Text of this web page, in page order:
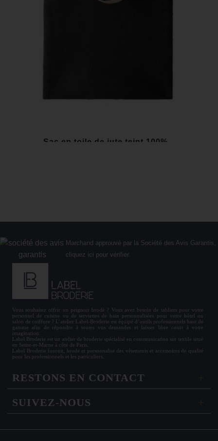
Sac en toile de jute teint 100%...
Marchand approuvé par la Société des Avis Garantis,
cliquez ici pour vérifier.
Vous souhaitez offrir un peignoir brodé ? Vous avez besoin de tabliers pour votre
personnel de cuisine ou de serviettes de bain personnalisées pour votre hôtel ou
salon de coiffure ? L’atelier Label-Broderie est équipé d’outils professionnels haut de
gamme afin de répondre à toutes vos demandes et laisser libre court à votre
imagination.
Label Broderie est un atelier de broderie spécialisé en communication sur textile situé
en Seine-et-Marne à côté de Paris.
Label Broderie fournit, brode et personnalise des vêtements et accessoires de qualité
pour les professionnels et les particuliers.
RESTONS EN CONTACT
SUIVEZ-NOUS